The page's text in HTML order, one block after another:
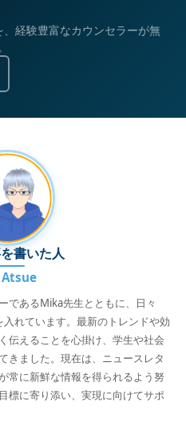
経験豊富なカウンセラーが無
書いた人
であるMika先生とともに、日々
れています。最新のトレンドや効
伝えることを心掛け、学生や社会
きました。現在は、ニュースレタ
常に新鮮な情報を得られるよう努
標に寄り添い、実現に向けてサポ